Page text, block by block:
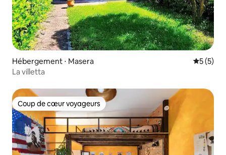
Hébergement ⋅ Masera
5 (5)
La villetta
Coup de cœur voyageurs
Coup de cœur voyageurs